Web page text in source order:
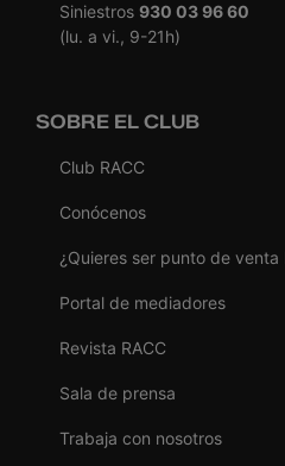
Siniestros 930 03 96 60
(lu. a vi., 9-21h)
SOBRE EL CLUB
Club RACC
Conócenos
¿Quieres ser punto de venta
Portal de mediadores
Revista RACC
Sala de prensa
Trabaja con nosotros